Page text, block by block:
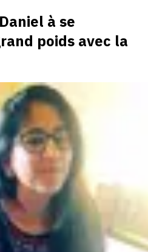
à se
poids avec la